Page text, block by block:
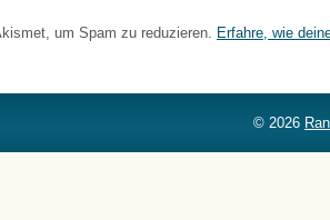
um Spam zu reduzieren. Erfahre, wie
© 2026